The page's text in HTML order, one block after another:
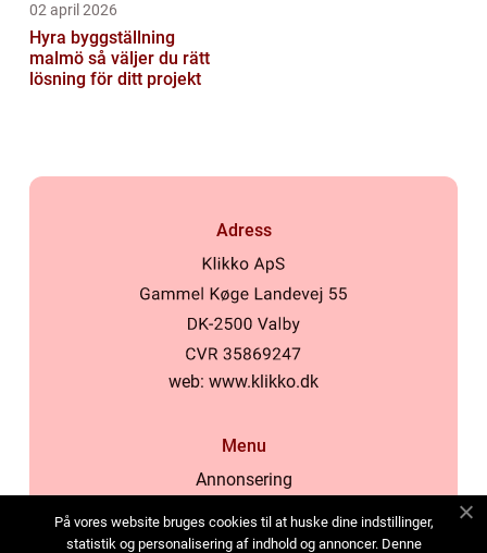
02 april 2026
Hyra byggställning
malmö så väljer du rätt
lösning för ditt projekt
Adress
web: www.klikko.dk
Menu
Annonsering
Cookies
På vores website bruges cookies til at huske dine indstillinger,
statistik og personalisering af indhold og annoncer. Denne